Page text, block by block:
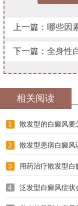
上一篇： 哪些因
下一篇： 全身性
相关阅读
1 散发型的白癜风要
2 散发型患病白癜风
3 用药治疗散发型白
4 泛发型白癜风症状